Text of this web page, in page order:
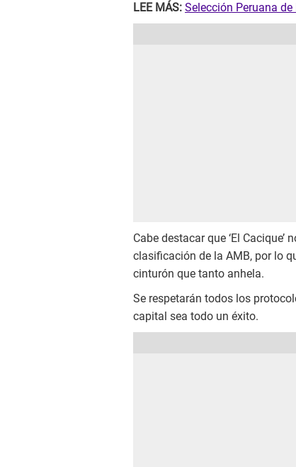
LEE MÁS: Selección Peruana
Cabe destacar que ‘El
clasificación de la AMB, por lo
cinturón que tanto anhela.
Se respetarán todos los
capital sea todo un éxito.